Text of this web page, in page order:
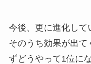
今後、更に進化して
そのうち効果が出て
ずどうやって1位に